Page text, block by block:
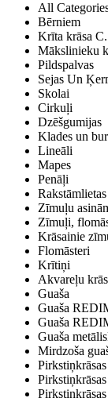
All
Bērniem
Krīta krāsa
Mākslinieku
Pildspalvas
Sejas Un
Skolai
Cirkuļi
Dzēšgumijas
Klades un
Lineāli
Mapes
Penāļi
Rakstāmlietas
Zīmuļu
Zīmuļi,
Krāsainie
Flomāsteri
Krītiņi
Akvareļu
Guaša
Guaša
Guaša
Guaša
Mirdzoša
Pirkstiņkrāsas